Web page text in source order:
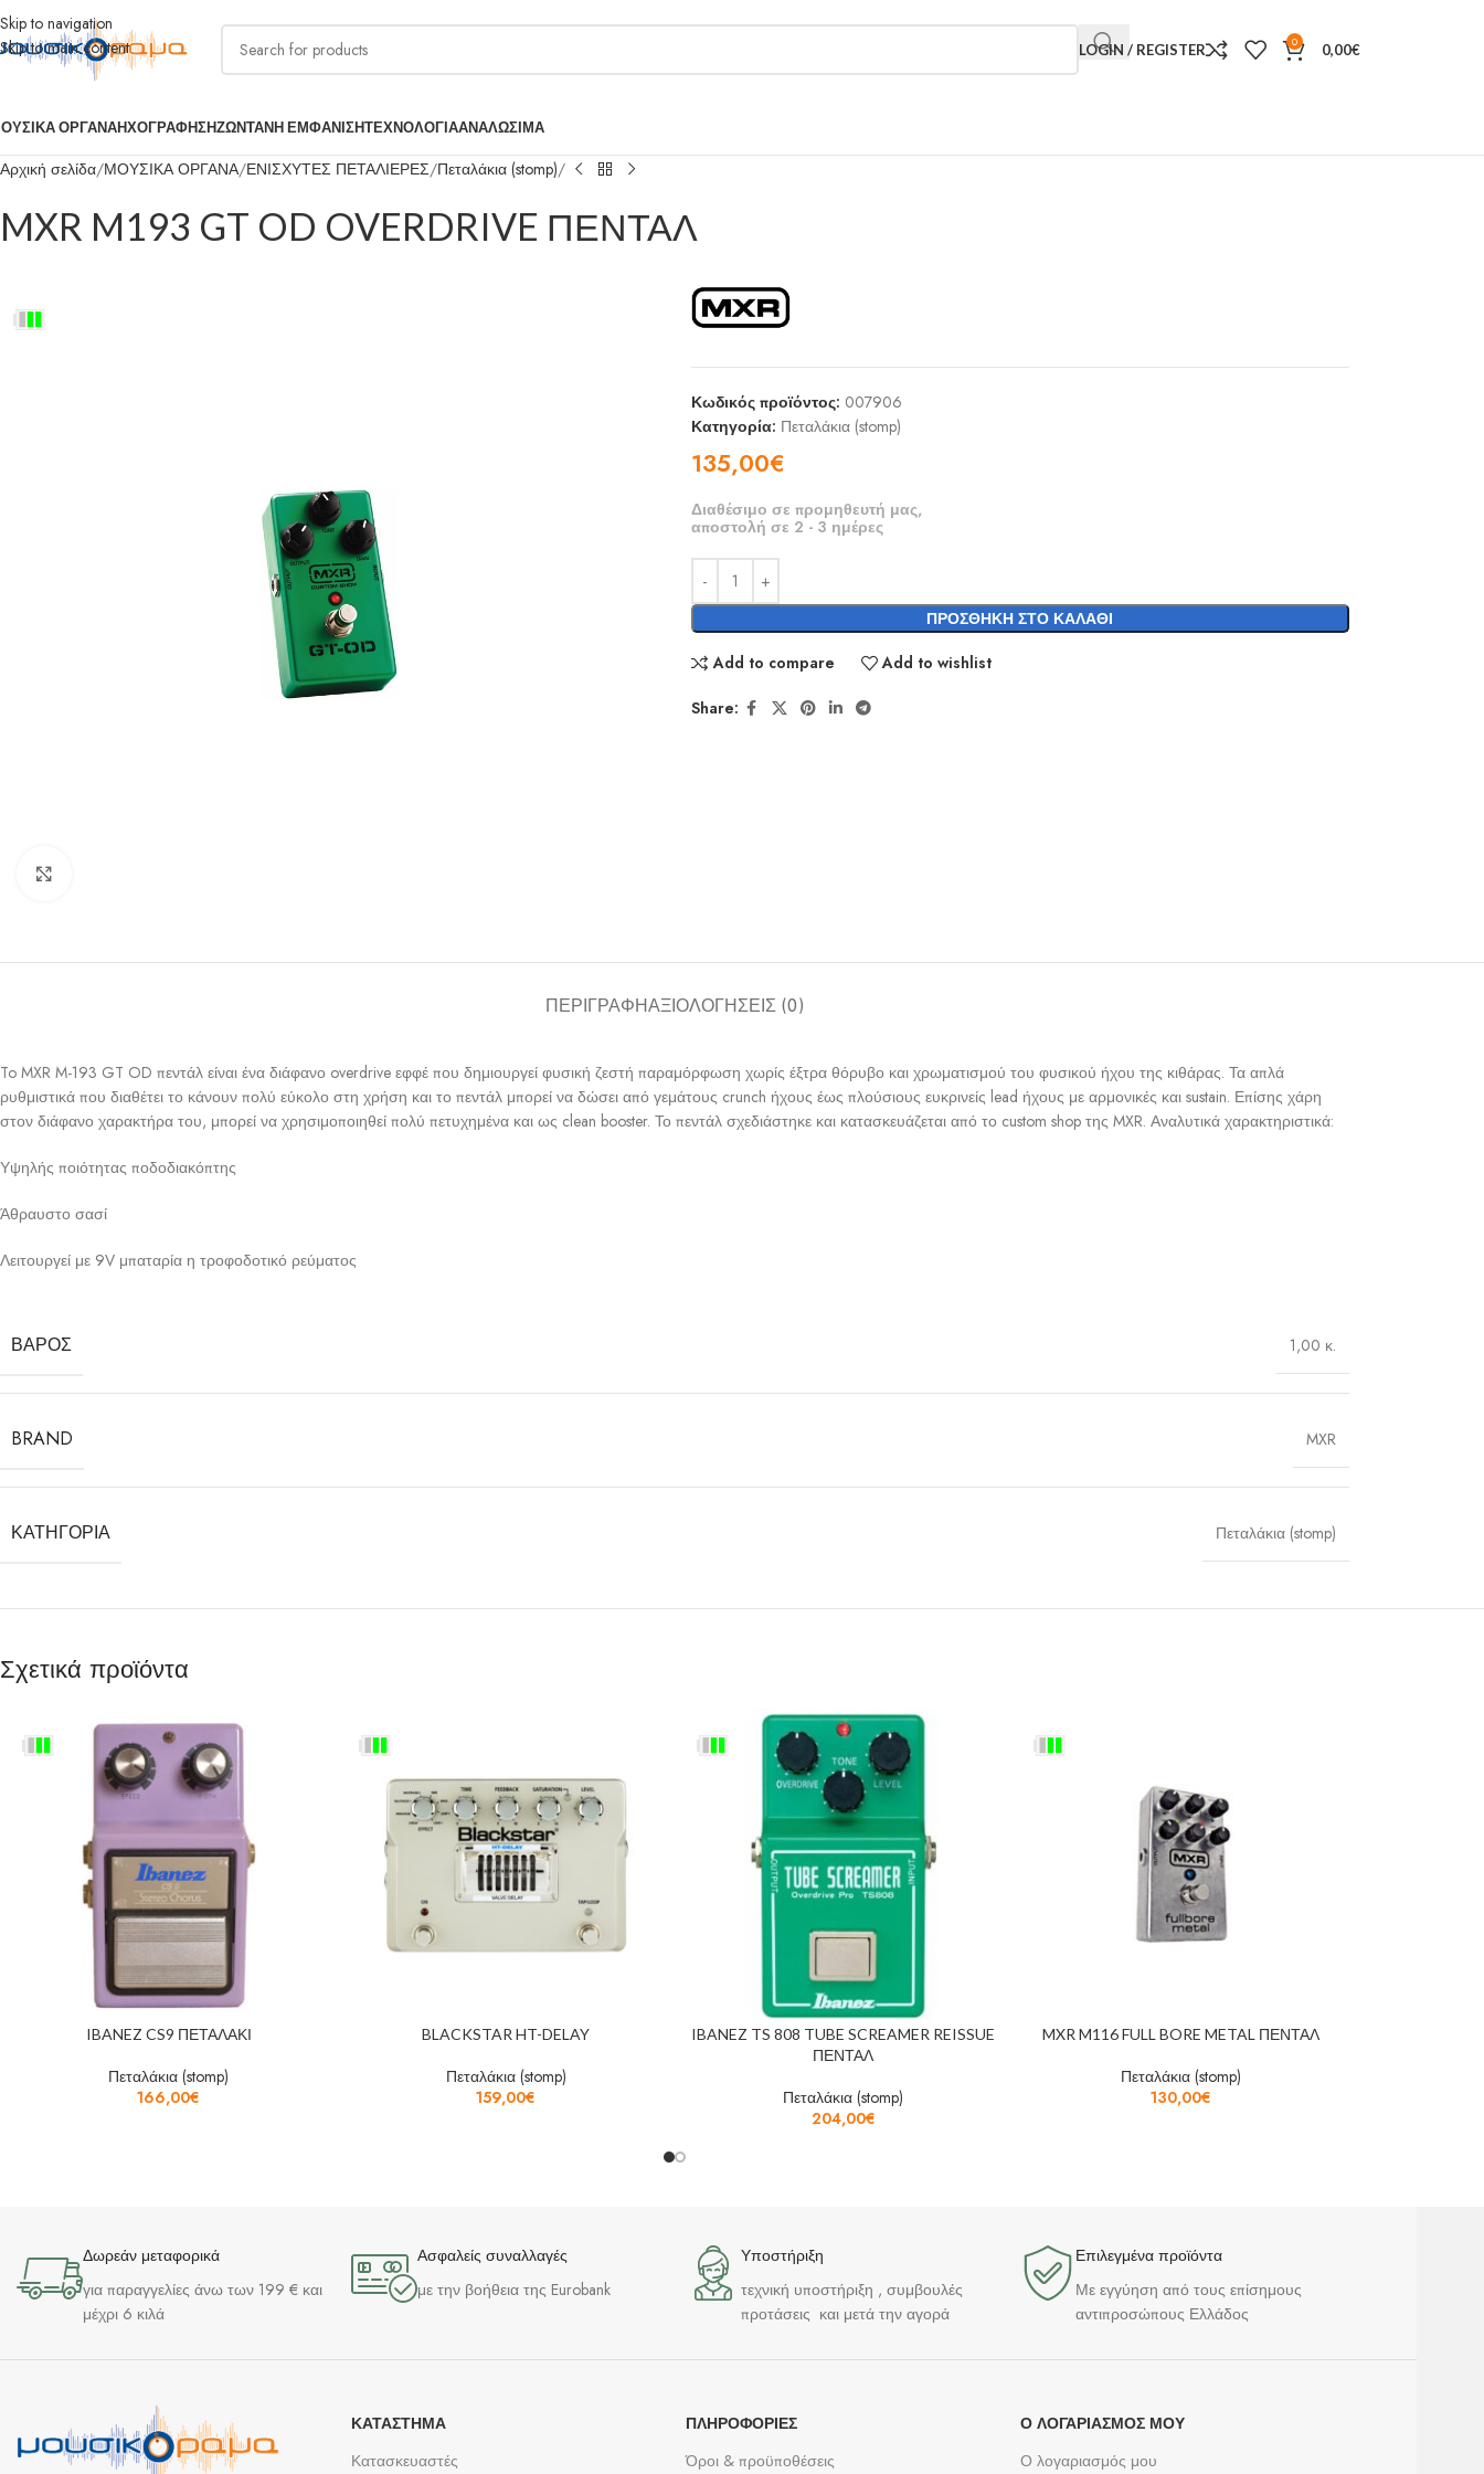
Skip to navigation
Skip to main content
LOGIN / REGISTER 0 0,00€
ΟΡΓΑΝΑΗΧΟΓΡΑΦΗΣΗΖΩΝΤΑΝΗ ΕΜΦΑΝΙΣΗΤΕΧΝΟΛΟΓΙΑΑΝΑΛΩΣΙΜΑ
Αρχική σελίδα ΜΟΥΣΙΚΑ ΟΡΓΑΝΑ ΕΝΙΣΧΥΤΕΣ ΠΕΤΑΛΙΕΡΕΣ Πεταλάκια (stomp)
MXR M193 GT OD OVERDRIVE ΠΕΝΤΑΛ
Κωδικός προϊόντος: 007906
Κατηγορία: Πεταλάκια (stomp)
135,00€
Διαθέσιμο σε προμηθευτή μας,
αποστολή σε 2 - 3 ημέρες
ΠΡΟΣΘΉΚΗ ΣΤΟ ΚΑΛΆΘΙ
Add to compare Add to wishlist
Share:
ΠΕΡΙΓΡΑΦΉΑΞΙΟΛΟΓΉΣΕΙΣ (0)
To MXR M-193 GT OD πεντάλ είναι ένα διάφανο overdrive εφφέ που δημιουργεί φυσική ζεστή παραμόρφωση χωρίς έξτρα θόρυβο και χρωματισμού του φυσικού ήχου της κιθάρας. Τα απλά
ρυθμιστικά που διαθέτει το κάνουν πολύ εύκολο στη χρήση και το πεντάλ μπορεί να δώσει από γεμάτους crunch ήχους έως πλούσιους ευκρινείς lead ήχους με αρμονικές και sustain. Επίσης χάρη
στον διάφανο χαρακτήρα του, μπορεί να χρησιμοποιηθεί πολύ πετυχημένα και ως clean booster. Το πεντάλ σχεδιάστηκε και κατασκευάζεται από το custom shop της MXR. Αναλυτικά χαρακτηριστικά:
Υψηλής ποιότητας ποδοδιακόπτης
Άθραυστο σασί
Λειτουργεί με 9V μπαταρία η τροφοδοτικό ρεύματος
ΒΆΡΟΣ 1,00 κ.
BRAND MXR
ΚΑΤΗΓΟΡΊΑ Πεταλάκια (stomp)
Σχετικά προϊόντα
IBANEZ CS9 ΠΕΤΑΛΑΚΙ
Πεταλάκια (stomp)
166,00€
BLACKSTAR HT-DELAY
Πεταλάκια (stomp)
159,00€
IBANEZ TS 808 TUBE SCREAMER REISSUE
ΠΕΝΤΑΛ
Πεταλάκια (stomp)
204,00€
MXR M116 FULL BORE METAL ΠΕΝΤΑΛ
Πεταλάκια (stomp)
130,00€
Δωρεάν μεταφορικά
για παραγγελίες άνω των 199 € και
μέχρι 6 κιλά
Ασφαλείς συναλλαγές
με την βοήθεια της Eurobank
Υποστήριξη
τεχνική υποστήριξη , συμβουλές
προτάσεις και μετά την αγορά
Επιλεγμένα προϊόντα​
Με εγγύηση από τους επίσημους
αντιπροσώπους Ελλάδος
ΚΑΤΆΣΤΗΜΑ
Κατασκευαστές
ΠΛΗΡΟΦΟΡΊΕΣ
Όροι & προϋποθέσεις
Ο ΛΟΓΑΡΙΑΣΜΌΣ ΜΟΥ
Ο λογαριασμός μου